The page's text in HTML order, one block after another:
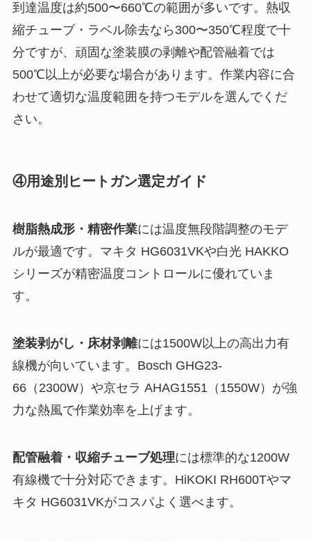
到達温度は約500〜660℃の範囲が多いです。熱収
縮チューブ・ラベル除去なら300〜350℃程度で十
分ですが、頑固な塗装膜の剥離や配管融着では
500℃以上が必要な場合があります。作業内容に合
わせて適切な温度範囲を持つモデルを選んでくだ
さい。
④用途別ヒートガン選定ガイド
樹脂熱成形・精密作業には温度無段階調整のモデ
ルが最適です。マキタ HG6031VKや白光 HAKKO
シリーズが精密温度コントロールに優れていま
す。
塗装剥がし・床材剥離には1500W以上の高出力有
線機が向いています。Bosch GHG23-
66（2300W）や京セラ AHAG1551（1550W）が強
力な熱風で作業効率を上げます。
配管融着・収縮チューブ処理には標準的な1200W
有線機で十分対応できます。HiKOKI RH600Tやマ
キタ HG6031VKがコスパよく選べます。